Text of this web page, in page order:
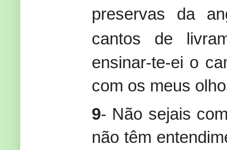
preservas da
cantos de
ensinar-te-ei o
com os meus
9- Não sejais
não têm